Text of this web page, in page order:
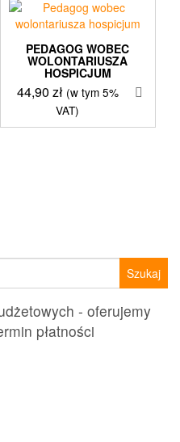
PEDAGOG WOBEC
WOLONTARIUSZA
HOSPICJUM
44,90 zł (w tym 5%
VAT)
- oferujemy
płatności